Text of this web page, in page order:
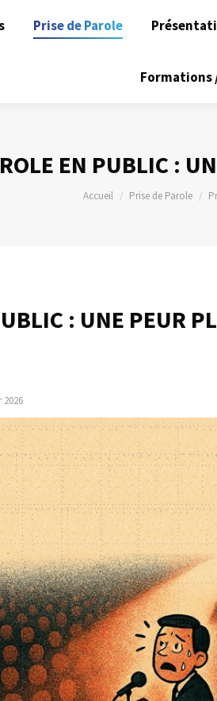
Prise de Parole
Formations
EN PUBLIC :
Vous êtes ici :
Accueil Prise de Parole
: UNE PEUR
2026